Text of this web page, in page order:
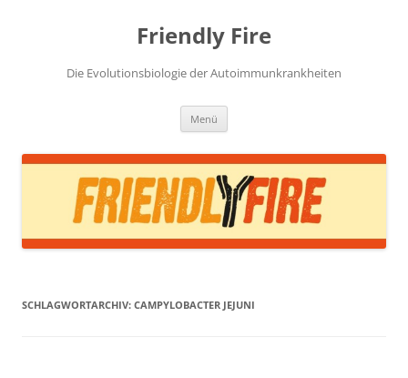
Friendly Fire
Die Evolutionsbiologie der Autoimmunkrankheiten
Menü
SCHLAGWORTARCHIV: CAMPYLOBACTER JEJUNI